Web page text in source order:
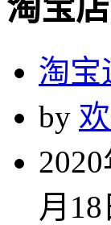
淘宝
淘宝
by
月